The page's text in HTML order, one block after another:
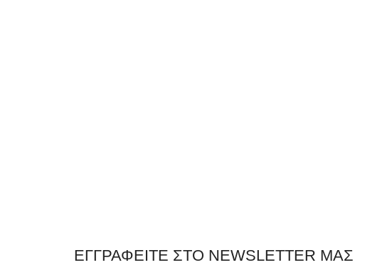
ΕΓΓΡΑΦΕΙΤΕ ΣΤΟ NEWSLETTER ΜΑΣ